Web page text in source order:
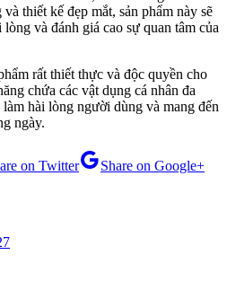
thiết kế đẹp mắt, sản phẩm này sẽ
và đánh giá cao sự quan tâm của
rất thiết thực và độc quyền cho
chứa các vật dụng cá nhân đa
hài lòng người dùng và mang đến
ngày.
on Twitter Share on Google+